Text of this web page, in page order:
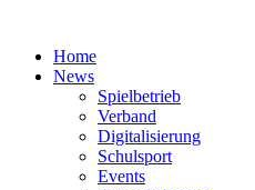
Home
News
Spielbetrieb
Verband
Digitalisierung
Schulsport
Events